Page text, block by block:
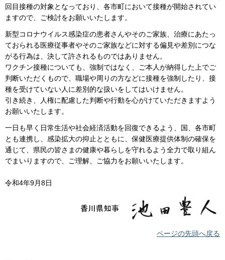
回目接種の対象となっており、各市町において接種が開始されてい
ますので、ご検討をお願いいたします。
新型コロナウイルス感染症の患者さんやそのご家族、治療にあたっ
ておられる医療従事者やそのご家族などに対する偏見や差別につな
がる行為は、決して許されるものではありません。
ワクチン接種についても、強制ではなく、ご本人が納得した上でご
判断いただくもので、職場や周りの方などに接種を強制したり、接
種を受けていない人に差別的な扱いをしてはいけません。
引き続き、人権に配慮した判断や行動を心がけていただきますよう
お願いいたします。
一日も早く日常生活や社会経済活動を回復できるよう、国、各市町
とも連携し、感染拡大の抑止とともに、保健医療提供体制の確保を
通じて、県民の皆さまの健康や暮らしを守れるよう全力で取り組ん
でまいりますので、ご理解、ご協力をお願いいたします。
令和4年9月8日
ページの先頭へ戻る